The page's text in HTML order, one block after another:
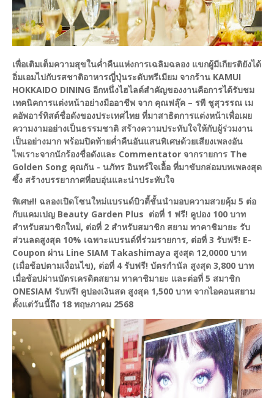
เพื่อเติมเต็มความสุขในค่ำคืนแห่งการเฉลิมฉลอง แขกผู้มีเกียรติยังได้
อิ่มเอมไปกับรสชาติอาหารญี่ปุ่นระดับพรีเมียม จากร้าน KAMUI
HOKKAIDO DINING อีกหนึ่งไฮไลต์สำคัญของงานคือการได้รับชม
เทคนิคการแต่งหน้าอย่างมืออาชีพ จาก คุณฟลุ๊ค – รพี ชูสุวรรณ เม
คอัพอาร์ทิสต์ชื่อดังของประเทศไทย ที่มาสาธิตการแต่งหน้าเพื่อเผย
ความงามอย่างเป็นธรรมชาติ สร้างความประทับใจให้กับผู้ร่วมงาน
เป็นอย่างมาก พร้อมปิดท้ายค่ำคืนอันแสนพิเศษด้วยเสียงเพลงอัน
ไพเราะจากนักร้องชื่อดังและ Commentator จากรายการ The
Golden Song คุณกัน - นภัทร อินทร์ใจเอื้อ ที่มาขับกล่อมบทเพลงสุด
ซึ้ง สร้างบรรยากาศที่อบอุ่นและน่าประทับใจ
พิเศษ!! ฉลองเปิดโซนใหม่แบรนด์บิวตี้ชั้นนำมอบความสวยคุ้ม 5 ต่อ
กับแคมเปญ Beauty Garden Plus ต่อที่ 1 ฟรี! คูปอง 100 บาท
สำหรับสมาชิกใหม่, ต่อที่ 2 สำหรับสมาชิก สยาม ทาคาชิมายะ รับ
ส่วนลดสูงสุด 10% เฉพาะแบรนด์ที่ร่วมรายการ, ต่อที่ 3 รับฟรี! E-
Coupon ผ่าน Line SIAM Takashimaya สูงสุด 12,0000 บาท
(เมื่อช้อปตามเงื่อนไข), ต่อที่ 4 รับฟรี! บัตรกำนัล สูงสุด 3,800 บาท
เมื่อช้อปผ่านบัตรเครดิตสยาม ทาคาชิมายะ และต่อที่ 5 สมาชิก
ONESIAM รับฟรี! คูปองเงินสด สูงสุด 1,500 บาท จากไอคอนสยาม
ตั้งแต่วันนี้ถึง 18 พฤษภาคม 2568